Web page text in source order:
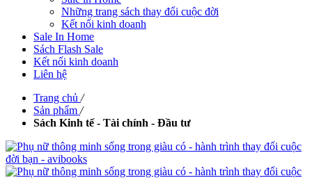
Những trang sách thay đổi cuộc đời
Kết nối kinh doanh
Sale In Home
Sách Flash Sale
Kết nối kinh doanh
Liên hệ
Trang chủ /
Sản phẩm /
Sách Kinh tế - Tài chính - Đầu tư